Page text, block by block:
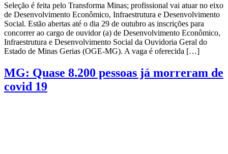
Seleção é feita pelo Transforma Minas; profissional vai atuar no eixo
de Desenvolvimento Econômico, Infraestrutura e Desenvolvimento
Social. Estão abertas até o dia 29 de outubro as inscrições para
concorrer ao cargo de ouvidor (a) de Desenvolvimento Econômico,
Infraestrutura e Desenvolvimento Social da Ouvidoria Geral do
Estado de Minas Gerias (OGE-MG). A vaga é oferecida […]
MG: Quase 8.200 pessoas já morreram de
covid 19